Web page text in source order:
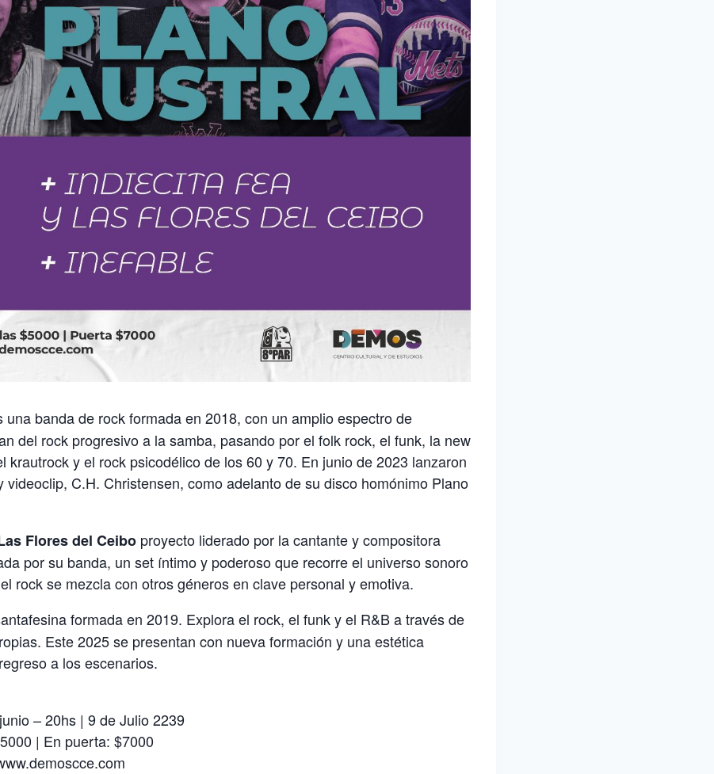
una banda de rock formada en 2018, con un amplio espectro de
del rock progresivo a la samba, pasando por el folk rock, el funk, la new
krautrock y el rock psicodélico de los 60 y 70. En junio de 2023 lanzaron
videoclip, C.H. Christensen, como adelanto de su disco homónimo Plano
Flores del Ceibo proyecto liderado por la cantante y compositora
por su banda, un set íntimo y poderoso que recorre el universo sonoro
rock se mezcla con otros géneros en clave personal y emotiva.
formada en 2019. Explora el rock, el funk y el R&B a través de
Este 2025 se presentan con nueva formación y una estética
a los escenarios.
– 20hs | 9 de Julio 2239
| En puerta: $7000